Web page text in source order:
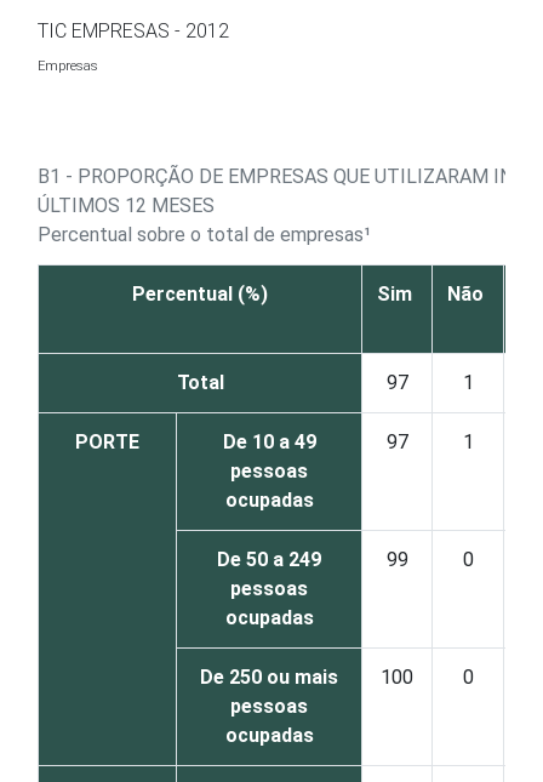
TIC EMPRESAS - 2012
Empresas
B1 - PROPORÇÃO DE EMPRESAS QUE UTILIZARAM
ÚLTIMOS 12 MESES
Percentual sobre o total de empresas¹
Percentual (%) Sim Não
Total 97 1
PORTE
De 10 a 49
pessoas
ocupadas
97 1
De 50 a 249
pessoas
ocupadas
99 0
De 250 ou mais
pessoas
ocupadas
100 0